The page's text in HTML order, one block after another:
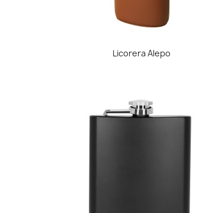
Vista rápida
Licorera Alepo